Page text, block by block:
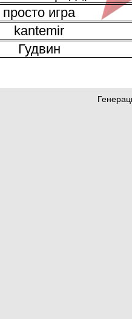
просто игра
kantemir
Гудвин